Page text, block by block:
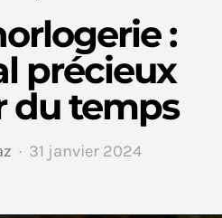
:
précieux
temps
31 janvier 2024